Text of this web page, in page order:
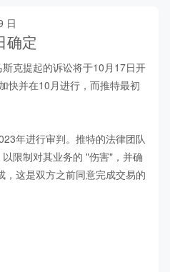
日
确定
克提起的诉讼将于10月17日开
快并在10月进行，而推特最初
年进行审判。推特的法律团队
限制对其业务的 "伤害"，并确
这是双方之前同意完成交易的